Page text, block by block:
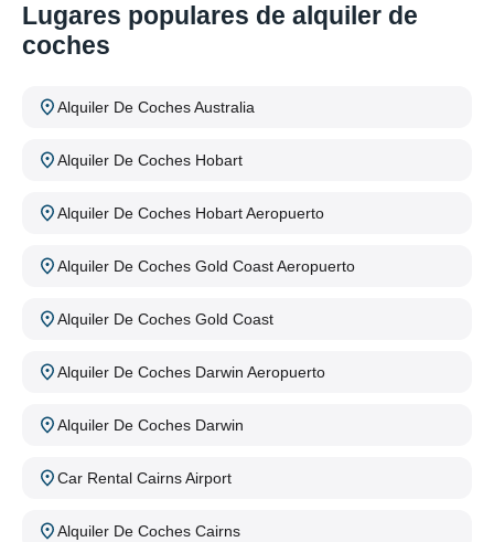
Lugares populares de alquiler de
coches
Alquiler De Coches Australia
Alquiler De Coches Hobart
Alquiler De Coches Hobart Aeropuerto
Alquiler De Coches Gold Coast Aeropuerto
Alquiler De Coches Gold Coast
Alquiler De Coches Darwin Aeropuerto
Alquiler De Coches Darwin
Car Rental Cairns Airport
Alquiler De Coches Cairns